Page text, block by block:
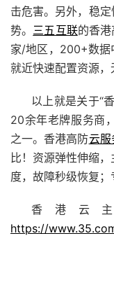
击危害。另外，稳
势。 三五互联的香港
家/地区，200+数据
就近快速配置资源，
以上就是关于“
20余年老牌服务商
之一。香港高防云服
比！资源弹性伸缩
度，故障秒级恢复；
香港云
https://